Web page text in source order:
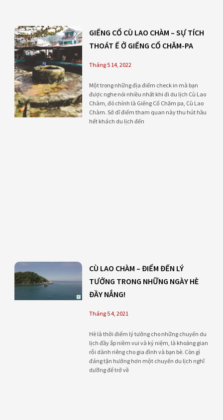
GIẾNG CỔ CÙ LAO CHÀM – SỰ TÍCH
THOÁT Ế Ở GIẾNG CỔ CHĂM-PA
Tháng 5 14, 2022
Một trong những địa điểm check in mà bạn
được nghe nói nhiều nhất khi đi du lịch Cù Lao
Chàm, đó chính là Giếng Cổ Chăm pa, Cù Lao
Chàm. Sở dĩ điểm tham quan này thu hút hầu
hết khách du lịch đến
CÙ LAO CHÀM – ĐIỂM ĐẾN LÝ
TƯỞNG TRONG NHỮNG NGÀY HÈ
ĐẦY NẮNG!
Tháng 5 4, 2021
Hè là thời điểm lý tưởng cho những chuyến du
lịch đầy ắp niềm vui và kỷ niệm, là khoảng gian
rỗi dành riêng cho gia đình và bạn bè. Còn gì
đáng tận hưởng hơn một chuyến du lịch nghĩ
dưỡng để trở về